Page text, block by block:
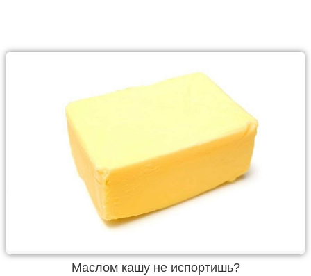
Маслом кашу не испортишь?